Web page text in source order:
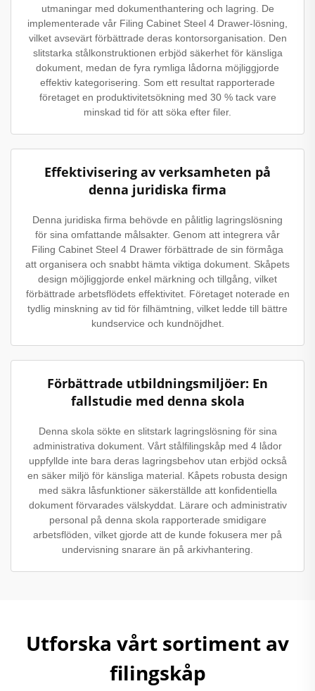
utmaningar med dokumenthantering och lagring. De
implementerade vår Filing Cabinet Steel 4 Drawer-lösning,
vilket avsevärt förbättrade deras kontorsorganisation. Den
slitstarka stålkonstruktionen erbjöd säkerhet för känsliga
dokument, medan de fyra rymliga lådorna möjliggjorde
effektiv kategorisering. Som ett resultat rapporterade
företaget en produktivitetsökning med 30 % tack vare
minskad tid för att söka efter filer.
Effektivisering av verksamheten på
denna juridiska firma
Denna juridiska firma behövde en pålitlig lagringslösning
för sina omfattande målsakter. Genom att integrera vår
Filing Cabinet Steel 4 Drawer förbättrade de sin förmåga
att organisera och snabbt hämta viktiga dokument. Skåpets
design möjliggjorde enkel märkning och tillgång, vilket
förbättrade arbetsflödets effektivitet. Företaget noterade en
tydlig minskning av tid för filhämtning, vilket ledde till bättre
kundservice och kundnöjdhet.
Förbättrade utbildningsmiljöer: En
fallstudie med denna skola
Denna skola sökte en slitstark lagringslösning för sina
administrativa dokument. Vårt stålfilingskåp med 4 lådor
uppfyllde inte bara deras lagringsbehov utan erbjöd också
en säker miljö för känsliga material. Kåpets robusta design
med säkra låsfunktioner säkerställde att konfidentiella
dokument förvarades välskyddat. Lärare och administrativ
personal på denna skola rapporterade smidigare
arbetsflöden, vilket gjorde att de kunde fokusera mer på
undervisning snarare än på arkivhantering.
Utforska vårt sortiment av
filingskåp